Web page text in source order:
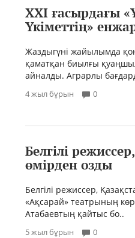
ХХІ ғасырдағы
Үкіметтің»
Жаздыгүні жайылымда
қаматқан биылғы
айналды. Аграрлы
4 жыл бұрын 0
Белгілі
өмірден озды
Белгілі режиссер,
«Ақсарай» театрының
Атабаевтың қайтыс бо..
5 жыл бұрын 0